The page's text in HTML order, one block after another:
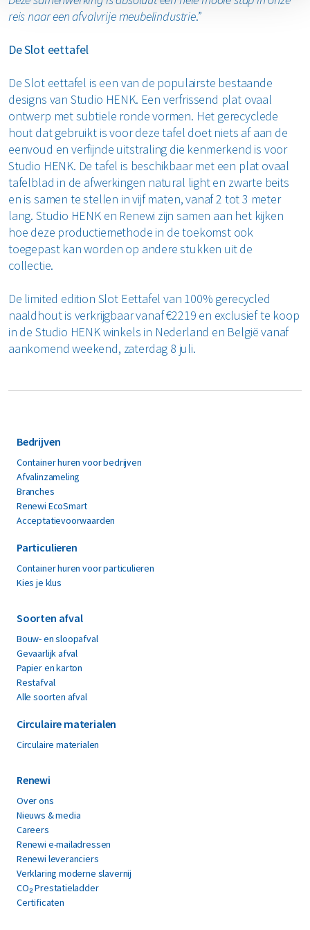
reis naar een afvalvrije meubelindustrie.”
De Slot eettafel
De Slot eettafel is een van de populairste bestaande
designs van Studio HENK. Een verfrissend plat ovaal
ontwerp met subtiele ronde vormen. Het gerecyclede
hout dat gebruikt is voor deze tafel doet niets af aan de
eenvoud en verfijnde uitstraling die kenmerkend is voor
Studio HENK. De tafel is beschikbaar met een plat ovaal
tafelblad in de afwerkingen natural light en zwarte beits
en is samen te stellen in vijf maten,vanaf 2 tot 3 meter
lang. Studio HENK en Renewi zijn samen aan het kijken
hoe deze productiemethode in de toekomst ook
toegepast kan worden op andere stukken uit de
collectie.
De limited edition Slot Eettafel van 100% gerecycled
naaldhout is verkrijgbaar vanaf €2219 en exclusief te koop
in de Studio HENK winkels in Nederland en België vanaf
aankomend weekend, zaterdag 8 juli.
Bedrijven
Container huren voor bedrijven
Afvalinzameling
Branches
Renewi EcoSmart
Acceptatievoorwaarden
Particulieren
Container huren voor particulieren
Kies je klus
Soorten afval
Bouw- en sloopafval
Gevaarlijk afval
Papier en karton
Restafval
Alle soorten afval
Circulaire materialen
Circulaire materialen
Renewi
Over ons
Nieuws & media
Careers
Renewi e-mailadressen
Renewi leveranciers
Verklaring moderne slavernij
CO₂ Prestatieladder
Certificaten